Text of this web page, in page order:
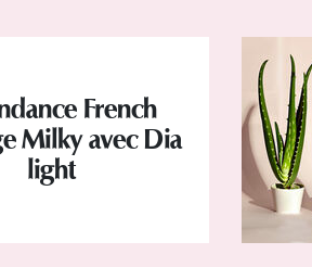
French
Milky avec Dia
light